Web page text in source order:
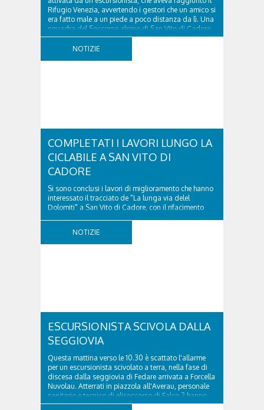
Rifugio Venezia, avvertendo i gestori che un amico si
era fatto male a un piede a poco distanza da lì. Una
squadra del Soccorso alpino di San Vito di Cadore
ha quindi raggiunto l'infortunato...
NOTIZIE
COMPLETATI I LAVORI LUNGO LA
CICLABILE A SAN VITO DI
CADORE
Si sono conclusi i lavori di miglioramento che hanno
interessato il tracciato de "La lunga via delel
Dolomiti" a San Vito di Cadore, con il rifacimento
appositi dissuasori in corrispondenza...
NOTIZIE
ESCURSIONISTA SCIVOLA DALLA
SEGGIOVIA
Questa mattina verso le 10.30 è scattato l'allarme
per un escursionista scivolato a terra, nella fase di
discesa dalla seggiovia di Fedare arrivata a Forcella
Nuvolau. Atterrati in piazzola all'Averau, personale
sanitario e tecnico di elisoccorso di Falco 2 hanno
raggiunto il 74enne di Teolo...